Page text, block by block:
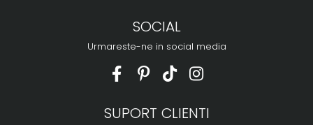
SOCIAL
Urmareste-ne in social media
SUPORT CLIENTI